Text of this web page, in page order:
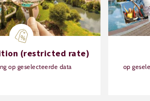
(restricted rate)
op geselecteerde data op